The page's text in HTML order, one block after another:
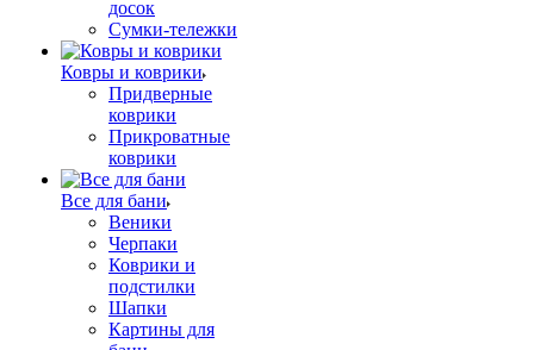
досок
Сумки-тележки
Ковры и коврики
Придверные
коврики
Прикроватные
коврики
Все для бани
Веники
Черпаки
Коврики и
подстилки
Шапки
Картины для